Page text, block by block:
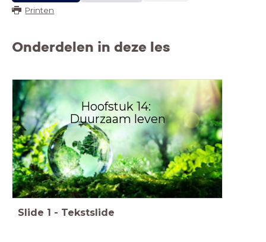
Printen
Onderdelen in deze les
Hoofstuk 14:
Duurzaam leven
Slide 1 - Tekstslide